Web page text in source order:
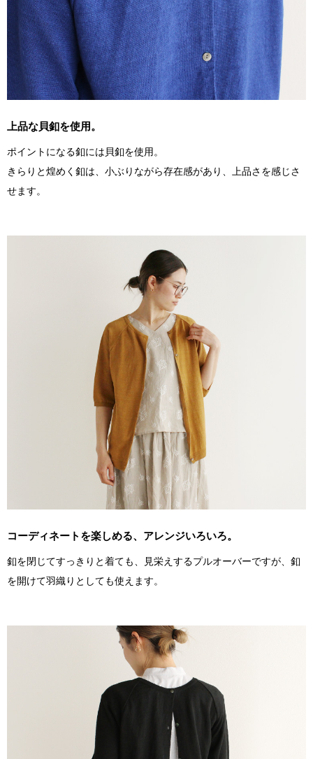
上品な貝釦を使用。
ポイントになる釦には貝釦を使用。
きらりと煌めく釦は、小ぶりながら存在感があり、上品さを感じさ
せます。
コーディネートを楽しめる、アレンジいろいろ。
釦を閉じてすっきりと着ても、見栄えするプルオーバーですが、釦
を開けて羽織りとしても使えます。